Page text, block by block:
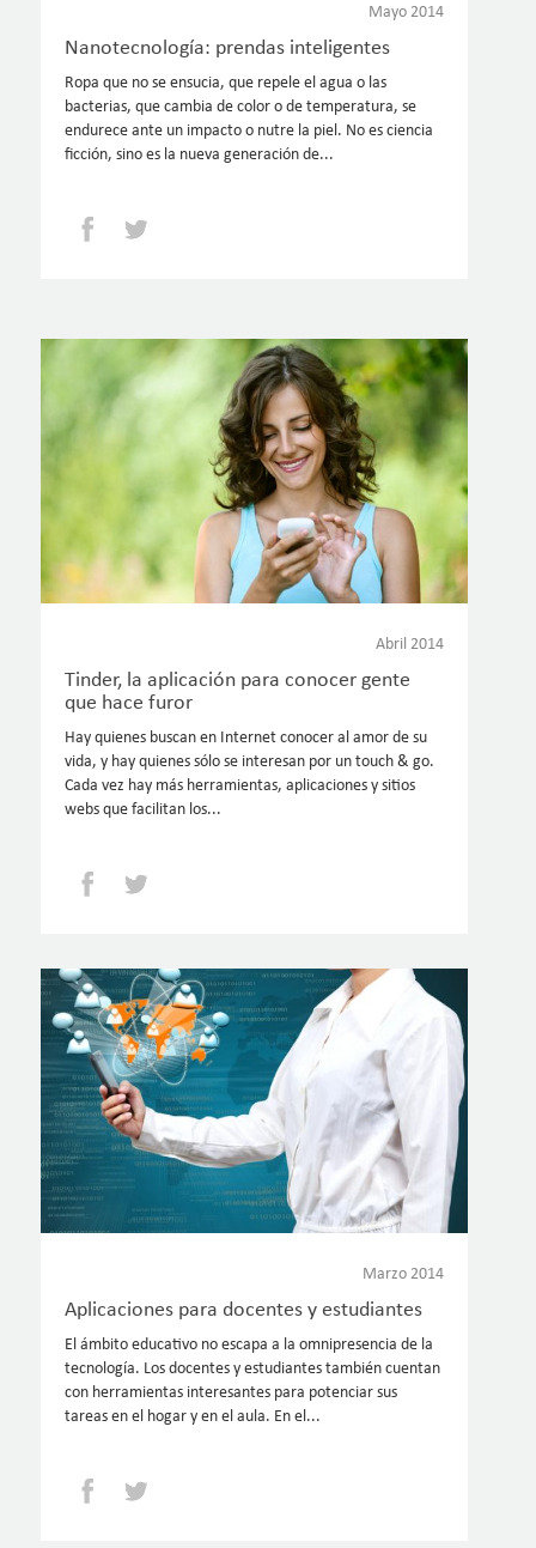
Mayo 2014
Nanotecnología: prendas inteligentes
Ropa que no se ensucia, que repele el agua o las
bacterias, que cambia de color o de temperatura, se
endurece ante un impacto o nutre la piel. No es ciencia
ficción, sino es la nueva generación de...
Facebook
Abril 2014
Tinder, la aplicación para conocer gente
que hace furor
Hay quienes buscan en Internet conocer al amor de su
vida, y hay quienes sólo se interesan por un touch & go.
Cada vez hay más herramientas, aplicaciones y sitios
webs que facilitan los...
Facebook
Marzo 2014
Aplicaciones para docentes y estudiantes
El ámbito educativo no escapa a la omnipresencia de la
tecnología. Los docentes y estudiantes también cuentan
con herramientas interesantes para potenciar sus
tareas en el hogar y en el aula. En el...
Facebook